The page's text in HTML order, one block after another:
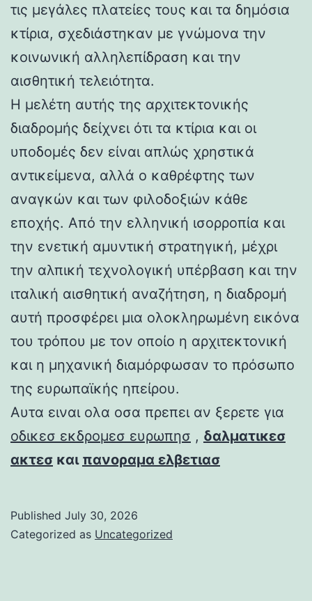
τις μεγάλες πλατείες τους και τα δημόσια
κτίρια, σχεδιάστηκαν με γνώμονα την
κοινωνική αλληλεπίδραση και την
αισθητική τελειότητα.
Η μελέτη αυτής της αρχιτεκτονικής
διαδρομής δείχνει ότι τα κτίρια και οι
υποδομές δεν είναι απλώς χρηστικά
αντικείμενα, αλλά ο καθρέφτης των
αναγκών και των φιλοδοξιών κάθε
εποχής. Από την ελληνική ισορροπία και
την ενετική αμυντική στρατηγική, μέχρι
την αλπική τεχνολογική υπέρβαση και την
ιταλική αισθητική αναζήτηση, η διαδρομή
αυτή προσφέρει μια ολοκληρωμένη εικόνα
του τρόπου με τον οποίο η αρχιτεκτονική
και η μηχανική διαμόρφωσαν το πρόσωπο
της ευρωπαϊκής ηπείρου.
Αυτα ειναι ολα οσα πρεπει αν ξερετε για
οδικεσ εκδρομεσ ευρωπησ , δαλματικεσ
ακτεσ και πανοραμα ελβετιασ
Published July 30, 2026
Categorized as Uncategorized